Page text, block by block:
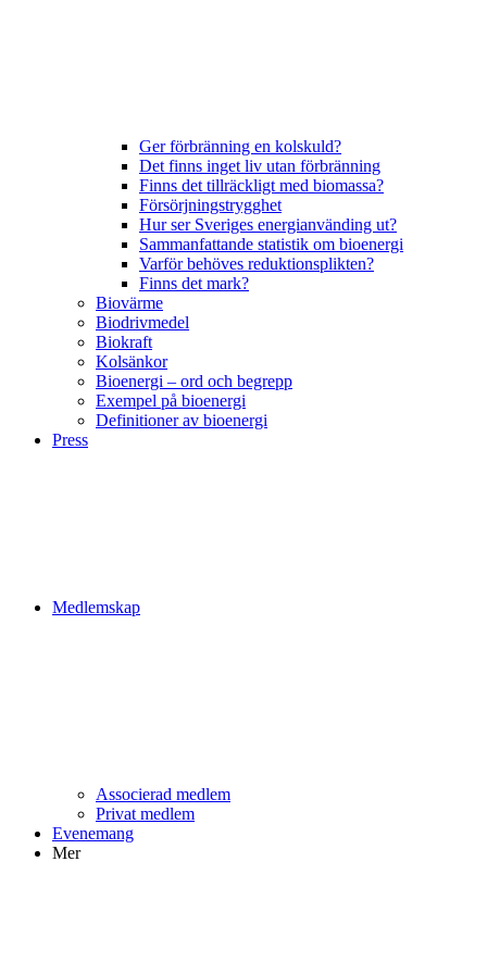
Ger förbränning en kolskuld?
Det finns inget liv utan förbränning
Finns det tillräckligt med biomassa?
Försörjningstrygghet
Hur ser Sveriges energianvänding ut?
Sammanfattande statistik om bioenergi
Varför behöves reduktionsplikten?
Finns det mark?
Biovärme
Biodrivmedel
Biokraft
Kolsänkor
Bioenergi – ord och begrepp
Exempel på bioenergi
Definitioner av bioenergi
Press
Medlemskap
Associerad medlem
Privat medlem
Evenemang
Mer